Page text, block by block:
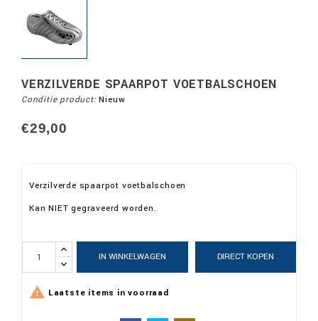
VERZILVERDE SPAARPOT VOETBALSCHOEN
Conditie product: Nieuw
€29,00
Verzilverde spaarpot voetbalschoen
Kan NIET gegraveerd worden.
IN WINKELWAGEN DIRECT KOPEN
 Laatste items in voorraad